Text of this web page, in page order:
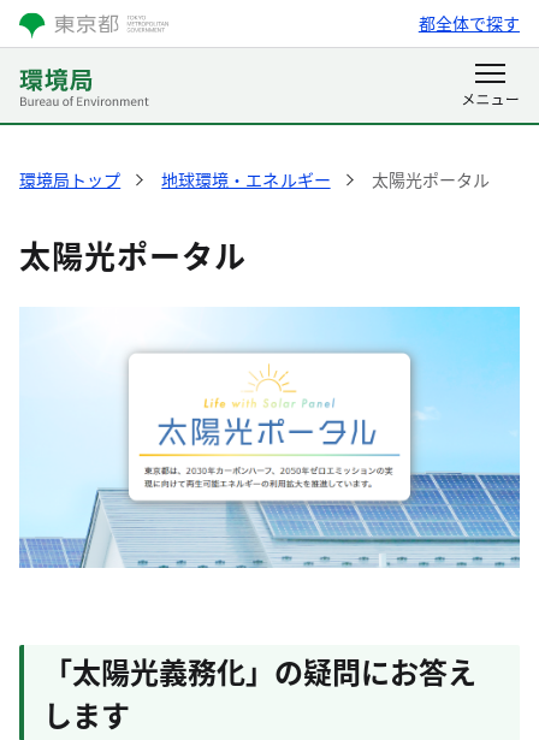
都全体で探す
環境局トップ 地球環境・エネルギー 太陽光ポータル
太陽光ポータル
「太陽光義務化」の疑問にお答え
します